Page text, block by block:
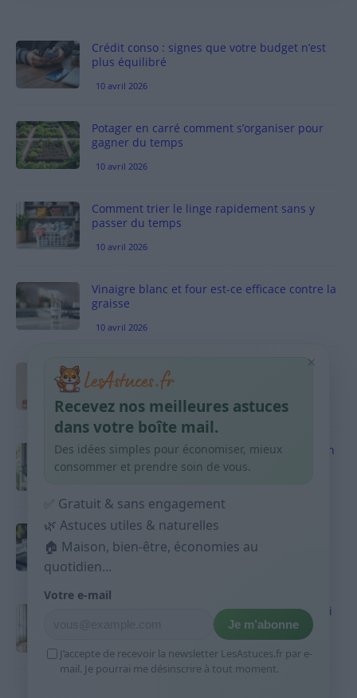
Crédit conso : signes que votre budget n’est
plus équilibré
10 avril 2026
Potager en carré comment s’organiser pour
gagner du temps
10 avril 2026
Comment trier le linge rapidement sans y
passer du temps
10 avril 2026
Vinaigre blanc et four est-ce efficace contre la
graisse
10 avril 2026
Taches pigmentaires : routine simple +
habitudes qui aident
9 avril 2026
Produits ménagers : comment économiser en
courses sans acheter 10 sprays
Budget mensuel : méthode rapide pour
répartir son salaire dès le jour de paie
9 avril 2026
Sport 10 minutes par jour est-ce utile et quoi
9 avril 2026
×
Recevez nos meilleures astuces
dans votre boîte mail.
Des idées simples pour économiser, mieux
consommer et prendre soin de vous.
✅ Gratuit & sans engagement
🌿 Astuces utiles & naturelles
🏠 Maison, bien-être, économies au
quotidien...
Votre e-mail
Je m’abonne
J’accepte de recevoir la newsletter LesAstuces.fr par e-
mail. Je pourrai me désinscrire à tout moment.